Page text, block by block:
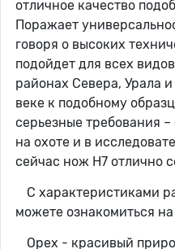
отличное качество
Поражает
говоря о высоких
подойдет для всех
районах Севера, Урала
веке к подобному
серьезные требования
на охоте и в
сейчас нож Н7 отлично
С характеристиками
можете ознакомиться
Орех - красивый